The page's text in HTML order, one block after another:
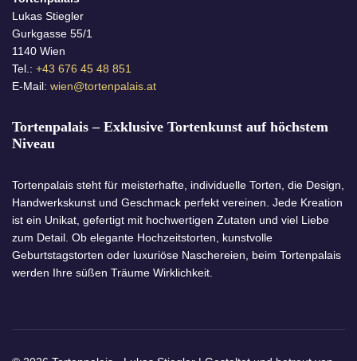
Lukas Stiegler
Gurkgasse 55/1
1140 Wien
Tel.: +43 676 45 48 851
E-Mail: wien@tortenpalais.at
Tortenpalais – Exklusive Tortenkunst auf höchstem
Niveau
Tortenpalais steht für meisterhafte, individuelle Torten, die Design,
Handwerkskunst und Geschmack perfekt vereinen. Jede Kreation
ist ein Unikat, gefertigt mit hochwertigen Zutaten und viel Liebe
zum Detail. Ob elegante Hochzeitstorten, kunstvolle
Geburtstagstorten oder luxuriöse Naschereien, beim Tortenpalais
werden Ihre süßen Träume Wirklichkeit.